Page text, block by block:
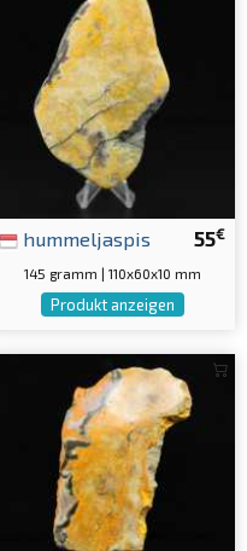
55€
hummeljaspis
145 gramm | 110x60x10 mm
Produkt anzeigen